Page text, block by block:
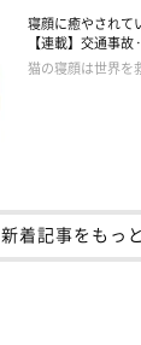
寝顔に癒やされて
【連載】交通事故
猫の寝顔は世界を
新着記事をもっ